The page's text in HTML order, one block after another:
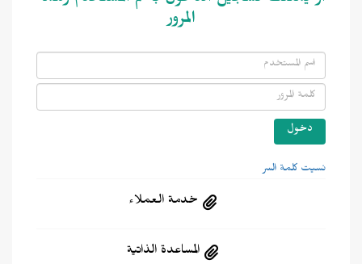
المرور
نسيت كلمة السر
خدمة العملاء
المساعدة الذاتية